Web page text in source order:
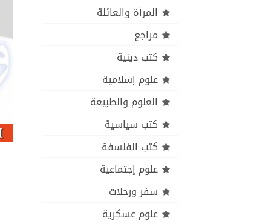
المرأة والعائلة
مراجع
كتب دينية
علوم إسلامية
العلوم والطبيعة
كتب سياسية
كتب الفلسفة
علوم إجتماعية
سفر ورحلات
علوم عسكرية